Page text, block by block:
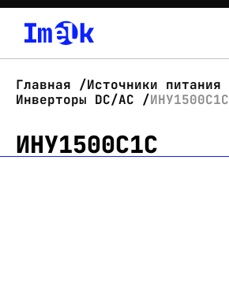
О нас
Новости
Главная
Источники питания
Инверторы DC/AC
ИНУ1500С1С
ИНУ1500С1С